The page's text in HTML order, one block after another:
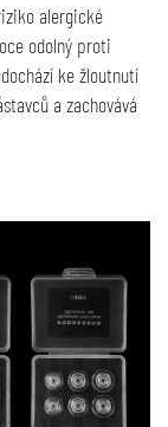
alergické
odolný proti
ke žloutnutí
a zachovává